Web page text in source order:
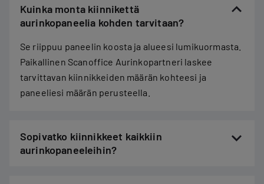
Kuinka monta kiinnikettä
aurinkopaneelia kohden tarvitaan?
Se riippuu paneelin koosta ja alueesi lumikuormasta.
Paikallinen Scanoffice Aurinkopartneri laskee
tarvittavan kiinnikkeiden määrän kohteesi ja
paneeliesi määrän perusteella.
Sopivatko kiinnikkeet kaikkiin
aurinkopaneeleihin?